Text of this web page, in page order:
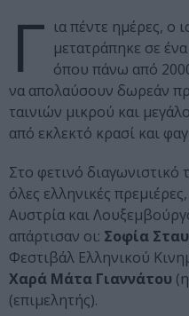
Γ ια πέντε ημέρες, ο
μετατράπηκε σε
όπου πάνω από
να απολαύσουν δωρεάν
ταινιών μικρού και
από εκλεκτό κρασί και
Στο φετινό διαγωνιστικό
όλες ελληνικές
Αυστρία και
απάρτισαν οι: Σοφία
Φεστιβάλ Ελληνικού
Χαρά Μάτα Γιαννάτου
(επιμελητής).